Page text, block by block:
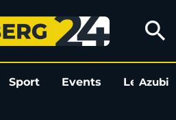
Test
search
Sport Events LeoAzubi